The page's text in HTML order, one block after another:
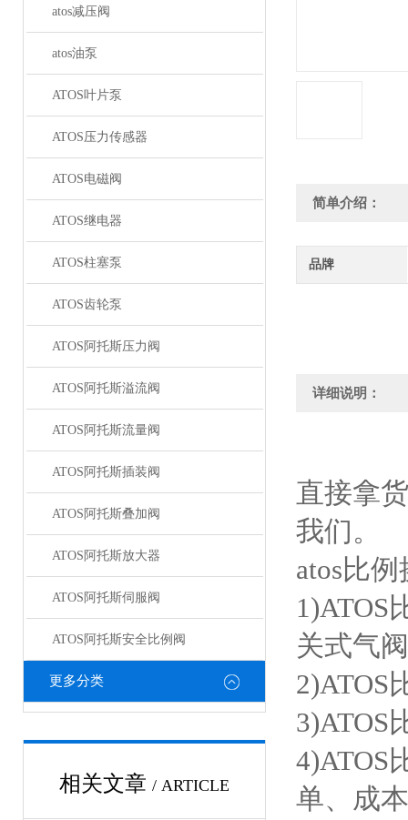
atos减压阀
atos油泵
ATOS叶片泵
ATOS压力传感器
ATOS电磁阀
ATOS继电器
ATOS柱塞泵
ATOS齿轮泵
ATOS阿托斯压力阀
ATOS阿托斯溢流阀
ATOS阿托斯流量阀
ATOS阿托斯插装阀
ATOS阿托斯叠加阀
ATOS阿托斯放大器
ATOS阿托斯伺服阀
ATOS阿托斯安全比例阀
更多分类
相关文章 / ARTICLE
简单介绍：
品牌
详细说明：
直接拿
我们。
atos比
1)ATOS
关式气
2)ATOS
3)ATOS
4)ATOS
单、成